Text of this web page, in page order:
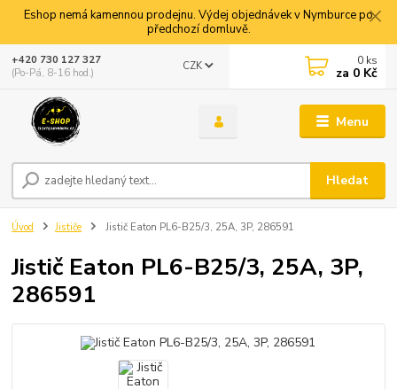
Eshop nemá kamennou prodejnu. Výdej objednávek v Nymburce po
předchozí domluvě.
Menu
CZK
Hledat
+420 730 127 327
(Po-Pá, 8-16 hod.)
0 ks
za 0 Kč
Úvod Jističe Jistič Eaton PL6-B25/3, 25A, 3P, 286591
Jistič Eaton PL6-B25/3, 25A, 3P,
286591